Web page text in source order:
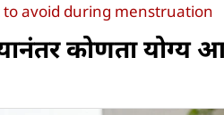
avoid during menstruation
कोणता योग्य